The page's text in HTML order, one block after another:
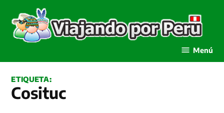
contenido
Menú
ETIQUETA:
Cosituc